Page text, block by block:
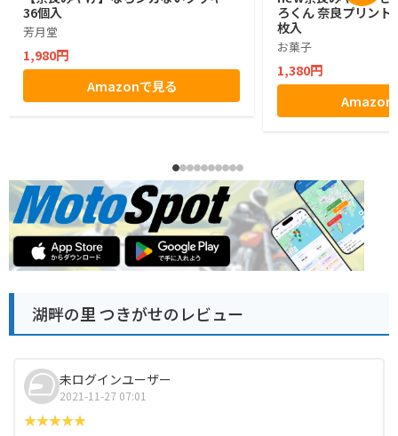
36個入
芳月堂
1,980円
Amazonで見る
ろくん 奈良プリン
枚入
お菓子
1,380円
Amazon
湖畔の里 つきがせのレビュー
未ログインユーザー
2021-11-27 07:01